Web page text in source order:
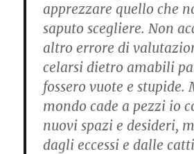
apprezzare quello che
saputo scegliere. Non
altro errore di
celarsi dietro amabili
fossero vuote e stupide.
mondo cade a pezzi io
nuovi spazi e desideri,
dagli eccessi e dalle